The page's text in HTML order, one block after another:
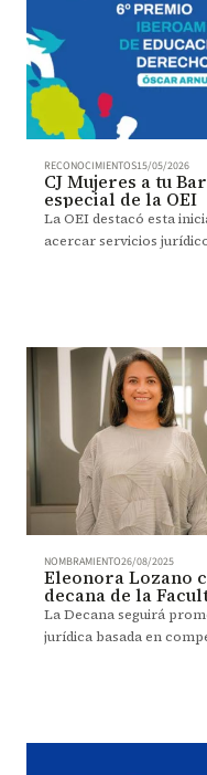
RECONOCIMIENTOS15/05/2026
CJ Mujeres a tu
especial de la OEI
La OEI destacó esta
acercar servicios
NOMBRAMIENTO26/08/2025
Eleonora Lozano
decana de la
La Decana seguirá
jurídica basada en